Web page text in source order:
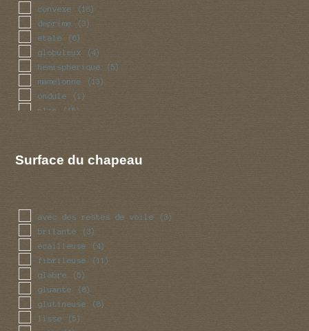
convexe (18)
deprime (3)
etale (6)
globuleux (4)
hemispherique (5)
mamelonne (13)
ondule (1)
plan (15)
Surface du chapeau
avec des restes de voile (3)
brilante (3)
ecailleuse (4)
fibrileuse (11)
glabre (5)
gluante (8)
glutineuse (8)
lisse (5)